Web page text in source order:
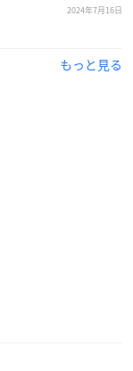
2024年7月16日
もっと見る